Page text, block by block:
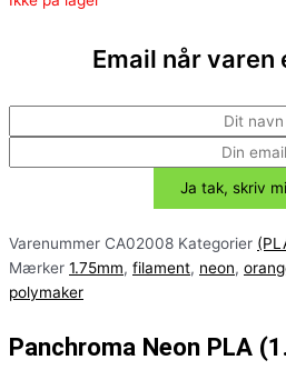
Email når varen
Varenummer CA02008 Kategorier
Mærker 1.75mm, filament, neon,
polymaker
Panchroma Neon PLA